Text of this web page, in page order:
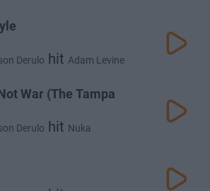
Derulo hit Adam Levine
War (The Tampa
Derulo hit Nuka